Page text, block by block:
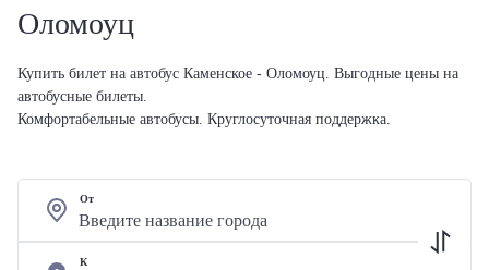
Оломоуц
Купить билет на автобус Каменское - Оломоуц. Выгодные цены на
автобусные билеты.
Комфортабельные автобусы. Круглосуточная поддержка.
От
К